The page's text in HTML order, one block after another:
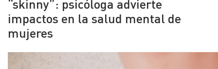
Lo Último
Ciudad Economía
Radio en vivo
“skinny”: psicóloga advierte
impactos en la salud mental de
mujeres